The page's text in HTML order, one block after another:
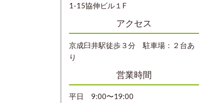
1-15協伸ビル１F
アクセス
京成臼井駅徒歩３分 駐車場：２台あ
り
営業時間
平日 9:00〜19:00